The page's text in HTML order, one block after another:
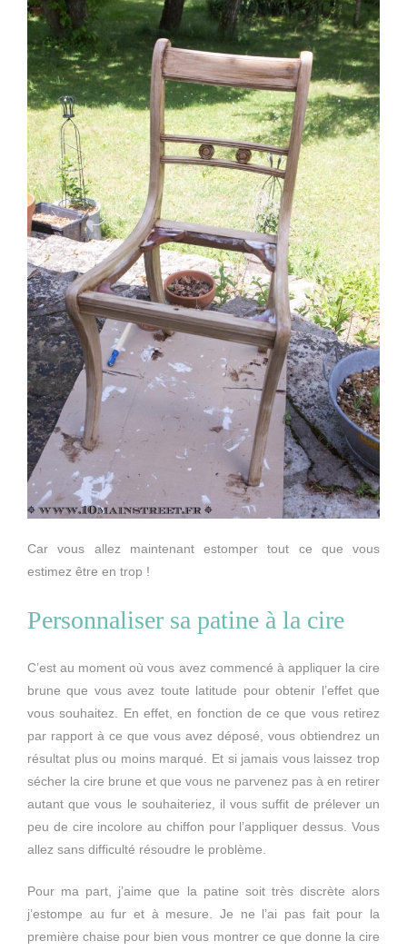
Car vous allez maintenant estomper tout ce que vous
estimez être en trop !
Personnaliser sa patine à la cire
C’est au moment où vous avez commencé à appliquer la cire
brune que vous avez toute latitude pour obtenir l’effet que
vous souhaitez. En effet, en fonction de ce que vous retirez
par rapport à ce que vous avez déposé, vous obtiendrez un
résultat plus ou moins marqué. Et si jamais vous laissez trop
sécher la cire brune et que vous ne parvenez pas à en retirer
autant que vous le souhaiteriez, il vous suffit de prélever un
peu de cire incolore au chiffon pour l’appliquer dessus. Vous
allez sans difficulté résoudre le problème.
Pour ma part, j’aime que la patine soit très discrète alors
j’estompe au fur et à mesure. Je ne l’ai pas fait pour la
première chaise pour bien vous montrer ce que donne la cire